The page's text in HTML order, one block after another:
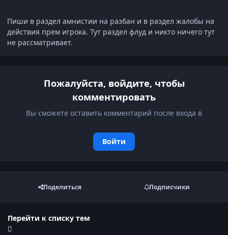
Пиши в раздел амнистии на разбан и в раздел жалобы на
действия прем игрока. Тут раздел флуд и никто ничего тут
не рассматривает.
Пожалуйста, войдите, чтобы
комментировать
Вы сможете оставить комментарий после входа в
Войти
Поделиться Подписчики
Перейти к списку тем